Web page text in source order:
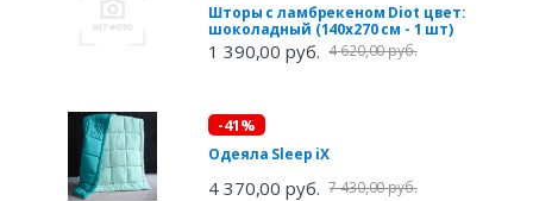
Шторы с ламбрекеном Diot цвет:
шоколадный (140х270 см - 1 шт)
1 390,00 руб. 4 620,00 руб.
-41%
Одеяла Sleep iX
4 370,00 руб. 7 430,00 руб.